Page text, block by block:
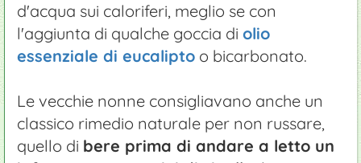
d'acqua sui caloriferi, meglio se con
l'aggiunta di qualche goccia di olio
essenziale di eucalipto o bicarbonato.
Le vecchie nonne consigliavano anche un
classico rimedio naturale per non russare,
quello di bere prima di andare a letto un